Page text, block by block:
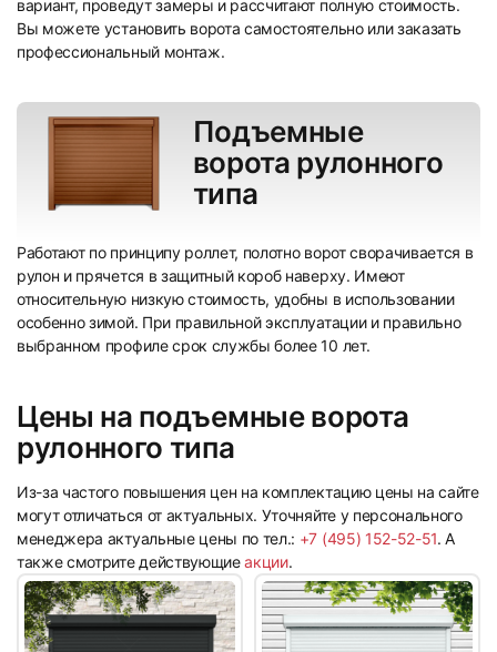
11 12
13
17 18
вариант, проведут замеры и рассчитают полную стоимость.
Вы можете установить ворота самостоятельно или заказать
профессиональный монтаж.
Подъемные
ворота рулонного
типа
Работают по принципу роллет, полотно ворот сворачивается в
рулон и прячется в защитный короб наверху. Имеют
относительную низкую стоимость, удобны в использовании
особенно зимой. При правильной эксплуатации и правильно
выбранном профиле срок службы более 10 лет.
Цены на подъемные ворота
рулонного типа
Из-за частого повышения цен на комплектацию цены на сайте
могут отличаться от актуальных. Уточняйте у персонального
менеджера актуальные цены по тел.: +7 (495) 152-52-51. А
также смотрите действующиеакции.